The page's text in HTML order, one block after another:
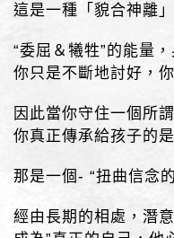
這是一種「貌合神離」
“委屈＆犧牲”的能量
你只是不斷地討好，
因此當你守住一個所
你真正傳承給孩子的
那是一個- “扭曲信念的
經由長期的相處，潛